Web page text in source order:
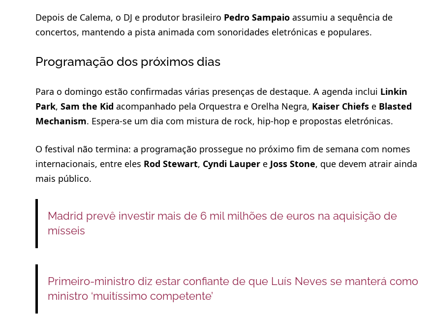
Depois de Calema, o DJ e produtor brasileiro Pedro Sampaio assumiu a sequência de
concertos, mantendo a pista animada com sonoridades eletrónicas e populares.
Programação dos próximos dias
Para o domingo estão confirmadas várias presenças de destaque. A agenda inclui Linkin
Park, Sam the Kid acompanhado pela Orquestra e Orelha Negra, Kaiser Chiefs e Blasted
Mechanism. Espera‑se um dia com mistura de rock, hip‑hop e propostas eletrónicas.
O festival não termina: a programação prossegue no próximo fim de semana com nomes
internacionais, entre eles Rod Stewart, Cyndi Lauper e Joss Stone, que devem atrair ainda
mais público.
Madrid prevê investir mais de 6 mil milhões de euros na aquisição de
mísseis
Primeiro‑ministro diz estar confiante de que Luís Neves se manterá como
ministro ‘muitíssimo competente’